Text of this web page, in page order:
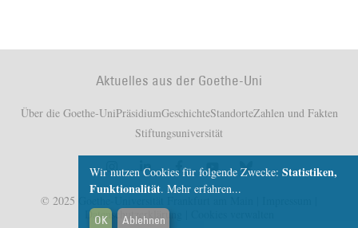
Aktuelles aus der Goethe-Uni
Über die Goethe-UniPräsidiumGeschichteStandorteZahlen und Fakten
Stiftungsuniversität
© 2025 Goethe-Universität Frankfurt am Main |
Datenschutzerklärung
Wir nutzen Cookies für folgende Zwecke: Statistiken,
Funktionalität. Mehr erfahren...
OK Ablehnen